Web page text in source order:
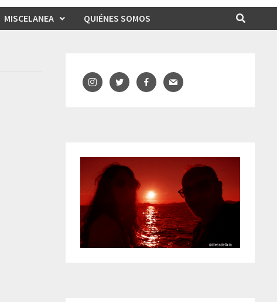
MISCELANEA QUIÉNES SOMOS